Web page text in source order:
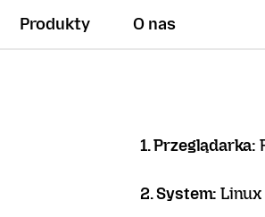
Produkty O nas
1. Przeglądarka:
2. System: